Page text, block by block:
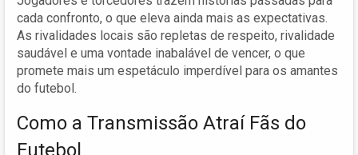
cada confronto, o que eleva ainda mais as expectativas.
As rivalidades locais são repletas de respeito, rivalidade
saudável e uma vontade inabalável de vencer, o que
promete mais um espetáculo imperdível para os amantes
do futebol.
Como a Transmissão Atraí Fãs do
Futebol